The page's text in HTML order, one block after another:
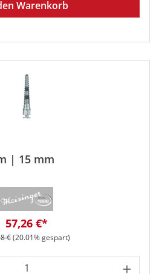
Warenkorb
| 15 mm
Verkaufspreis:
57,26 €*
Preis:
€(20.01% gespart)
Gib den